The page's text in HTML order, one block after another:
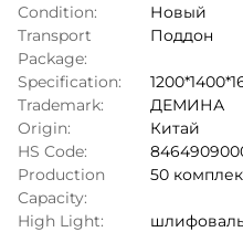
Condition:
Новый
Transport
Package:
Поддон
Specification:
Trademark:
ДЕМИНА
Origin:
Китай
HS Code:
Production
Capacity:
50
High Light: